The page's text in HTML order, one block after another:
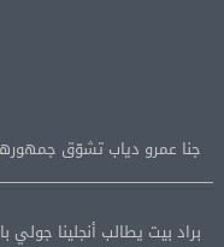
Maleficent